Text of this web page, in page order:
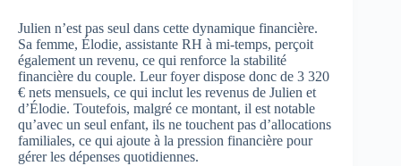
Julien n’est pas seul dans cette dynamique financière.
Sa femme, Élodie, assistante RH à mi-temps, perçoit
également un revenu, ce qui renforce la stabilité
financière du couple. Leur foyer dispose donc de 3 320
€ nets mensuels, ce qui inclut les revenus de Julien et
d’Élodie. Toutefois, malgré ce montant, il est notable
qu’avec un seul enfant, ils ne touchent pas d’allocations
familiales, ce qui ajoute à la pression financière pour
gérer les dépenses quotidiennes.